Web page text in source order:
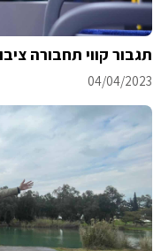
תגבור קווי תחבורה
04/04/2023